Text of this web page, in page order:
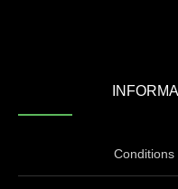
Conditions